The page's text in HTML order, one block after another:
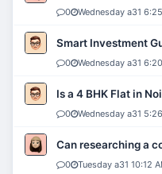
0 Wednesday a31
Smart Investment
0 Wednesday a31
Is a 4 BHK Flat in
0 Wednesday a31
Can researching a
0 Tuesday a31 10:12